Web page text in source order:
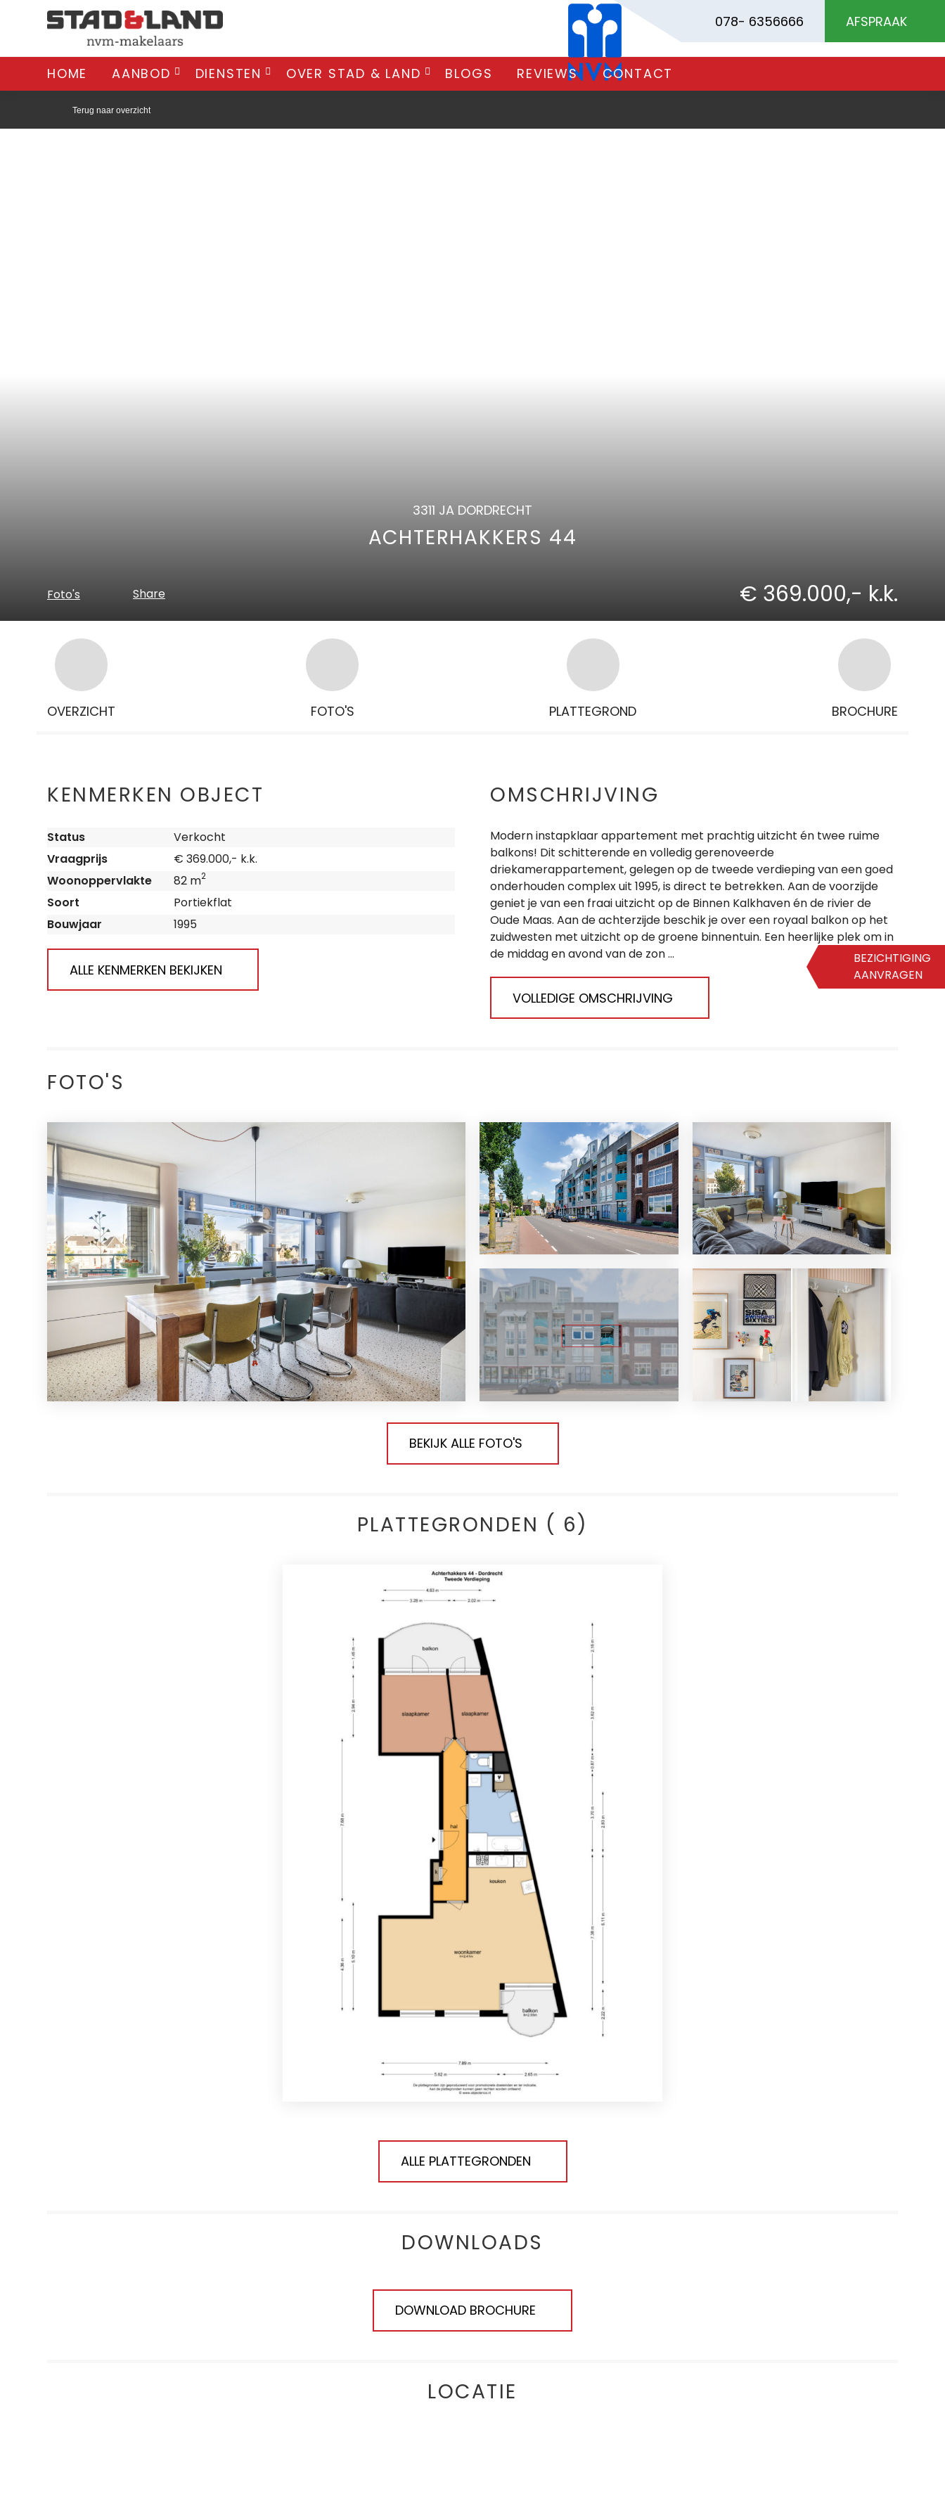
078- 6356666 AFSPRAAK
HOME AANBOD DIENSTEN OVER STAD & LAND BLOGS REVIEWS CONTACT
Terug naar overzicht
3311 JA DORDRECHT
ACHTERHAKKERS 44
Foto's Share € 369.000,- k.k.
OVERZICHT FOTO'S PLATTEGROND BROCHURE
KENMERKEN OBJECT
Status
Verkocht
Vraagprijs
€ 369.000,- k.k.
Woonoppervlakte
82 m2
Soort
Portiekflat
Bouwjaar
1995
ALLE KENMERKEN BEKIJKEN
OMSCHRIJVING
Modern instapklaar appartement met prachtig uitzicht én twee ruime
balkons! Dit schitterende en volledig gerenoveerde
driekamerappartement, gelegen op de tweede verdieping van een goed
onderhouden complex uit 1995, is direct te betrekken. Aan de voorzijde
geniet je van een fraai uitzicht op de Binnen Kalkhaven én de rivier de
Oude Maas. Aan de achterzijde beschik je over een royaal balkon op het
zuidwesten met uitzicht op de groene binnentuin. Een heerlijke plek om in
de middag en avond van de zon ...
VOLLEDIGE OMSCHRIJVING
FOTO'S
BEKIJK ALLE FOTO'S
PLATTEGRONDEN ( 6)
ALLE PLATTEGRONDEN
DOWNLOADS
DOWNLOAD BROCHURE
LOCATIE
BEZICHTIGING
AANVRAGEN